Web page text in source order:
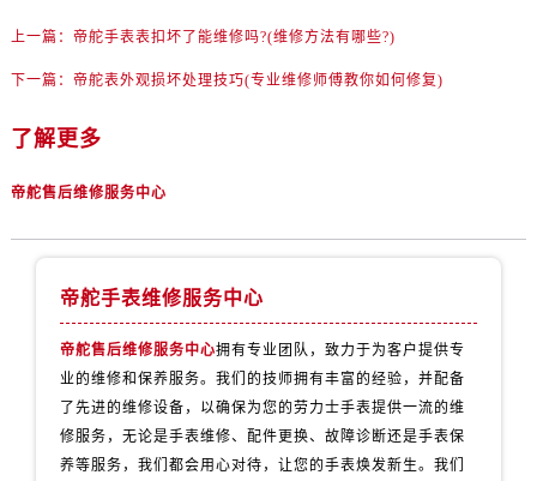
上一篇： 帝舵手表表扣坏了能维修吗?(维修方法有哪些?)
下一篇： 帝舵表外观损坏处理技巧(专业维修师傅教你如何修复)
了解更多
帝舵售后维修服务中心
帝舵手表维修服务中心
帝舵售后维修服务中心拥有专业团队，致力于为客户提供专
业的维修和保养服务。我们的技师拥有丰富的经验，并配备
了先进的维修设备，以确保为您的劳力士手表提供一流的维
修服务，无论是手表维修、配件更换、故障诊断还是手表保
养等服务，我们都会用心对待，让您的手表焕发新生。我们